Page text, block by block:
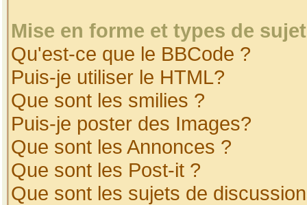
Mise en forme et types de
Qu'est-ce que le BBCode ?
Puis-je utiliser le HTML?
Que sont les smilies ?
Puis-je poster des Images?
Que sont les Annonces ?
Que sont les Post-it ?
Que sont les sujets de